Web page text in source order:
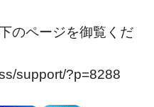
のページを御覧くだ
support/?p=8288